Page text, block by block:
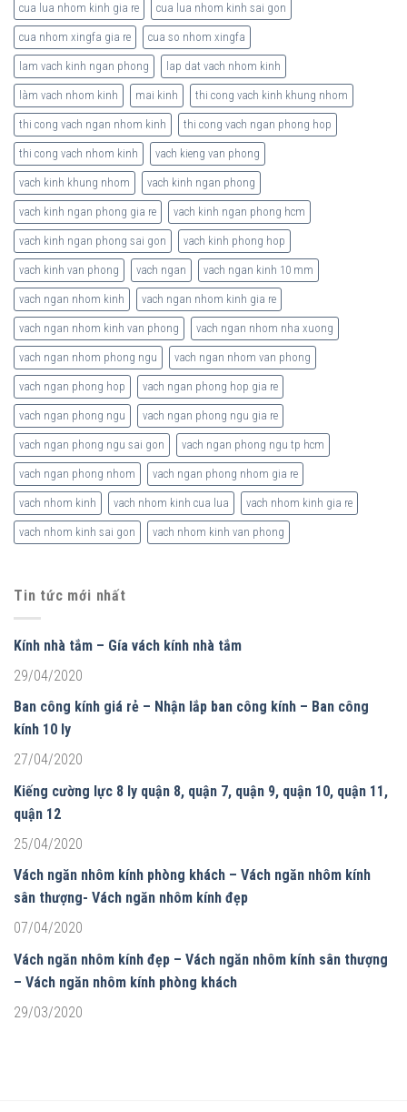
cua lua nhom kinh gia re cua lua nhom kinh sai gon
cua nhom xingfa gia re cua so nhom xingfa
lam vach kinh ngan phong lap dat vach nhom kinh
làm vach nhom kinh mai kinh thi cong vach kinh khung nhom
thi cong vach ngan nhom kinh thi cong vach ngan phong hop
thi cong vach nhom kinh vach kieng van phong
vach kinh khung nhom vach kinh ngan phong
vach kinh ngan phong gia re vach kinh ngan phong hcm
vach kinh ngan phong sai gon vach kinh phong hop
vach kinh van phong vach ngan vach ngan kinh 10 mm
vach ngan nhom kinh vach ngan nhom kinh gia re
vach ngan nhom kinh van phong vach ngan nhom nha xuong
vach ngan nhom phong ngu vach ngan nhom van phong
vach ngan phong hop vach ngan phong hop gia re
vach ngan phong ngu vach ngan phong ngu gia re
vach ngan phong ngu sai gon vach ngan phong ngu tp hcm
vach ngan phong nhom vach ngan phong nhom gia re
vach nhom kinh vach nhom kinh cua lua vach nhom kinh gia re
vach nhom kinh sai gon vach nhom kinh van phong
Tin tức mới nhất
Kính nhà tắm – Gía vách kính nhà tắm
29/04/2020
Ban công kính giá rẻ – Nhận lắp ban công kính – Ban công
kính 10 ly
27/04/2020
Kiếng cường lực 8 ly quận 8, quận 7, quận 9, quận 10, quận 11,
quận 12
25/04/2020
Vách ngăn nhôm kính phòng khách – Vách ngăn nhôm kính
sân thượng- Vách ngăn nhôm kính đẹp
07/04/2020
Vách ngăn nhôm kính đẹp – Vách ngăn nhôm kính sân thượng
– Vách ngăn nhôm kính phòng khách
29/03/2020